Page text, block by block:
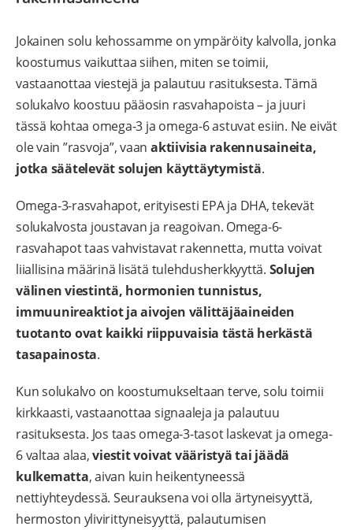
Jokainen solu kehossamme on ympäröity kalvolla, jonka
koostumus vaikuttaa siihen, miten se toimii,
vastaanottaa viestejä ja palautuu rasituksesta. Tämä
solukalvo koostuu pääosin rasvahapoista – ja juuri
tässä kohtaa omega-3 ja omega-6 astuvat esiin. Ne eivät
ole vain ”rasvoja”, vaan aktiivisia rakennusaineita,
jotka säätelevät solujen käyttäytymistä.
Omega-3-rasvahapot, erityisesti EPA ja DHA, tekevät
solukalvosta joustavan ja reagoivan. Omega-6-
rasvahapot taas vahvistavat rakennetta, mutta voivat
liiallisina määrinä lisätä tulehdusherkkyyttä. Solujen
välinen viestintä, hormonien tunnistus,
immuunireaktiot ja aivojen välittäjäaineiden
tuotanto ovat kaikki riippuvaisia tästä herkästä
tasapainosta.
Kun solukalvo on koostumukseltaan terve, solu toimii
kirkkaasti, vastaanottaa signaaleja ja palautuu
rasituksesta. Jos taas omega-3-tasot laskevat ja omega-
6 valtaa alaa,viestit voivat vääristyä tai jäädä
kulkematta, aivan kuin heikentyneessä
nettiyhteydessä. Seurauksena voi olla ärtyneisyyttä,
hermoston ylivirittyneisyyttä, palautumisen